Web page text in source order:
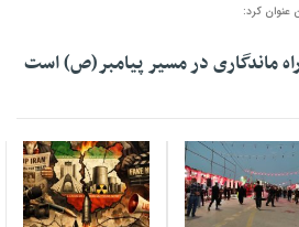
عنوان کرد:
ماندگاری در مسیر پیامبر(ص) است
۱۵ مرداد ۱۴۰۵
۰۱ مرداد ۱۴۰۵